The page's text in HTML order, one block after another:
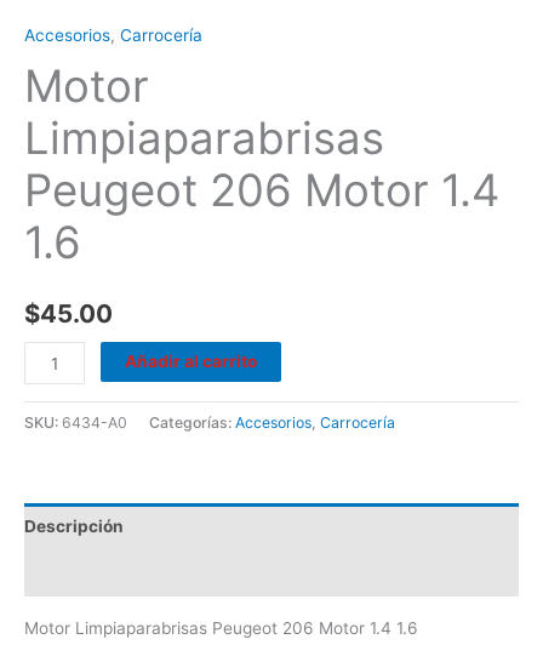
Accesorios, Carrocería
Motor
Limpiaparabrisas
Peugeot 206 Motor 1.4
1.6
$45.00
Añadir al carrito
SKU: 6434-A0 Categorías: Accesorios, Carrocería
Descripción
Motor Limpiaparabrisas Peugeot 206 Motor 1.4 1.6